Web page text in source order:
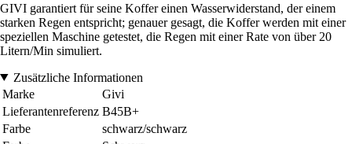
GIVI garantiert für seine Koffer einen Wasserwiderstand, der einem
starken Regen entspricht; genauer gesagt, die Koffer werden mit einer
speziellen Maschine getestet, die Regen mit einer Rate von über 20
Litern/Min simuliert.
Zusätzliche Informationen
Marke
Givi
Lieferantenreferenz B45B+
Farbe
schwarz/schwarz